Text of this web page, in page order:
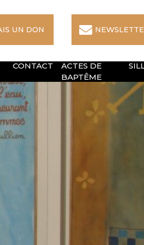
UN DON
CONTACT
ACTES DE
BAPTÊME